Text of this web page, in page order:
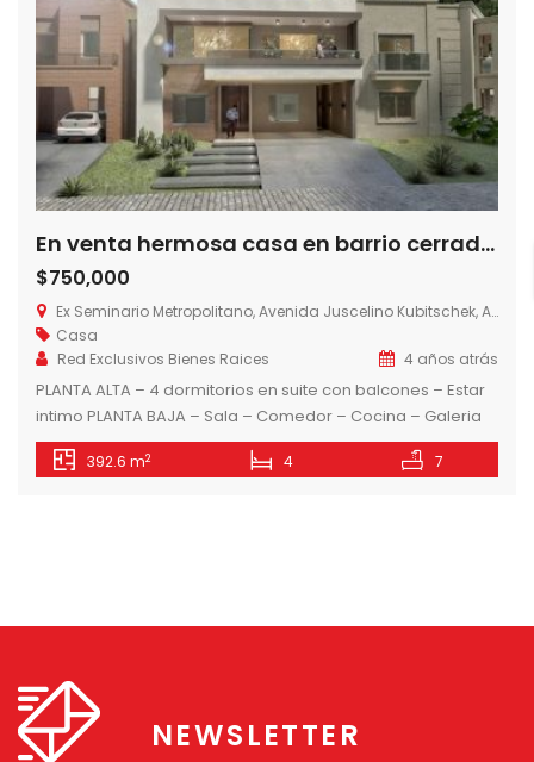
En venta hermosa casa en barrio cerrado, Zona Seminario
$750,000
Ex Seminario Metropolitano, Avenida Juscelino Kubitschek, Asunción, Paraguay
Casa
Red Exclusivos Bienes Raices
4 años atrás
PLANTA ALTA – 4 dormitorios en suite con balcones – Estar
intimo PLANTA BAJA – Sala – Comedor – Cocina – Galeria
con parrilla – Area de servicio – Patio – Piscina
392.6 m2 4 7
NEWSLETTER